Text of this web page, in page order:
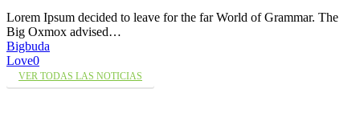
Lorem Ipsum decided to leave for the far World of Grammar. The
Big Oxmox advised…
Bigbuda
Love0
VER TODAS LAS NOTICIAS